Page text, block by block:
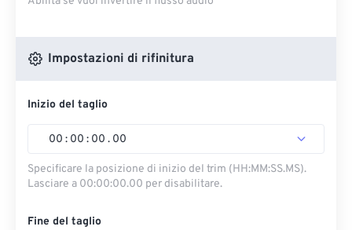
Impostazioni di rifinitura
Inizio del taglio
00 : 00 : 00 . 00
Specificare la posizione di inizio del trim (HH:MM:SS.MS).
Lasciare a 00:00:00.00 per disabilitare.
Fine del taglio